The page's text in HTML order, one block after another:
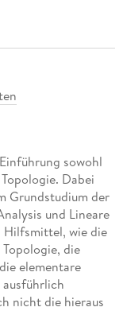
sowohl
Dabei
Grundstudium der
und Lineare
Hilfsmittel, wie die
die
elementare
nicht die hieraus